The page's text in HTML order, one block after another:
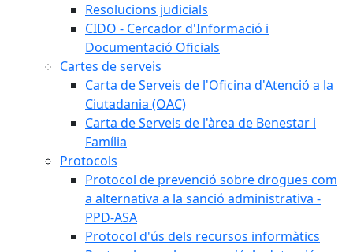
Resolucions judicials
CIDO - Cercador d'Informació i
Documentació Oficials
Cartes de serveis
Carta de Serveis de l'Oficina d'Atenció a la
Ciutadania (OAC)
Carta de Serveis de l'àrea de Benestar i
Família
Protocols
Protocol de prevenció sobre drogues com
a alternativa a la sanció administrativa -
PPD-ASA
Protocol d'ús dels recursos informàtics